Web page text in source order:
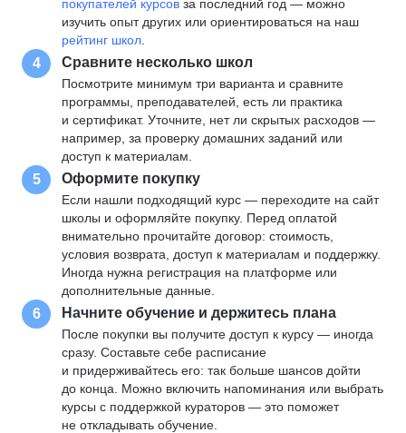
покупателей курсов за последний год — можно
изучить опыт других или ориентироваться на наш
рейтинг школ
4 Сравните несколько школ
Посмотрите минимум три варианта и сравните
программы, преподавателей, есть ли практика
и сертификат. Уточните, нет ли скрытых расходов —
например, за проверку домашних заданий или
доступ к материалам.
5 Оформите покупку
Если нашли подходящий курс — переходите на сайт
школы и оформляйте покупку. Перед оплатой
внимательно прочитайте договор: стоимость,
условия возврата, доступ к материалам и поддержку.
Иногда нужна регистрация на платформе или
дополнительные данные.
6 Начните обучение и держитесь плана
После покупки вы получите доступ к курсу — иногда
сразу. Составьте себе расписание
и придерживайтесь его: так больше шансов дойти
до конца. Можно включить напоминания или выбрать
курсы с поддержкой кураторов — это поможет
не откладывать обучение.